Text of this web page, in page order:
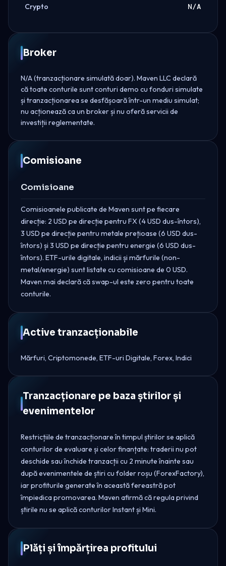
Crypto N/A
Broker
N/A (tranzacționare simulată doar). Maven LLC declară
că toate conturile sunt conturi demo cu fonduri simulate
și tranzacționarea se desfășoară într-un mediu simulat;
nu acționează ca un broker și nu oferă servicii de
investiții reglementate.
Comisioane
Comisioane
Comisioanele publicate de Maven sunt pe fiecare
direcție: 2 USD pe direcție pentru FX (4 USD dus-întors),
3 USD pe direcție pentru metale prețioase (6 USD dus-
întors) și 3 USD pe direcție pentru energie (6 USD dus-
întors). ETF-urile digitale, indicii și mărfurile (non-
metal/energie) sunt listate cu comisioane de 0 USD.
Maven mai declară că swap-ul este zero pentru toate
conturile.
Active tranzacționabile
Mărfuri, Criptomonede, ETF-uri Digitale, Forex, Indici
Tranzacționare pe baza știrilor și
evenimentelor
Restricțiile de tranzacționare în timpul știrilor se aplică
conturilor de evaluare și celor finanțate: traderii nu pot
deschide sau închide tranzacții cu 2 minute înainte sau
după evenimentele de știri cu folder roșu (ForexFactory),
iar profiturile generate în această fereastră pot
împiedica promovarea. Maven afirmă că regula privind
știrile nu se aplică conturilor Instant și Mini.
Plăți și împărțirea profitului